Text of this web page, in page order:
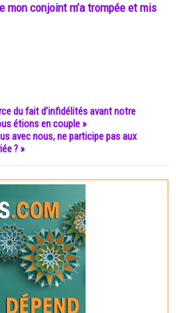
mon conjoint m’a trompée et mis
du fait d’infidélités avant notre
étions en couple »
avec nous, ne participe pas aux
? »